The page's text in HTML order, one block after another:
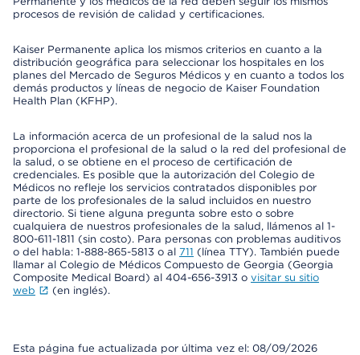
procesos de revisión de calidad y certificaciones.
Kaiser Permanente aplica los mismos criterios en cuanto a la
distribución geográfica para seleccionar los hospitales en los
planes del Mercado de Seguros Médicos y en cuanto a todos los
demás productos y líneas de negocio de Kaiser Foundation
Health Plan (KFHP).
La información acerca de un profesional de la salud nos la
proporciona el profesional de la salud o la red del profesional de
la salud, o se obtiene en el proceso de certificación de
credenciales. Es posible que la autorización del Colegio de
Médicos no refleje los servicios contratados disponibles por
parte de los profesionales de la salud incluidos en nuestro
directorio. Si tiene alguna pregunta sobre esto o sobre
cualquiera de nuestros profesionales de la salud, llámenos al 1-
800-611-1811 (sin costo). Para personas con problemas auditivos
o del habla: 1-888-865-5813 o al 711 (línea TTY). También puede
llamar al Colegio de Médicos Compuesto de Georgia (Georgia
Composite Medical Board) al 404-656-3913 o visitar su sitio
web
(en inglés).
Esta página fue actualizada por última vez el: 08/09/2026